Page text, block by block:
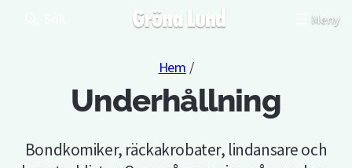
Hem /
Underhållning
Bondkomiker, räckakrobater, lindansare och